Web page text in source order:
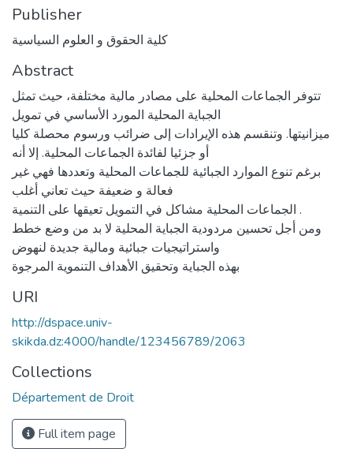
Publisher
كلية الحقوق و العلوم السياسية
Abstract
تتوفر الجماعات المحلية على مصادر مالية مختلفة، حيث تمثل
الجباية المحلية المورد الأساسي في تمويل
ميزانيتها. وتنقسم هذه الإيرادات إلى ضرائب ورسوم محصلة كليا
أو جزئيا لفائدة الجماعات المحلية. إلا أنه
برغم تنوع الموارد الجبائية للجماعات المحلية وتعددها فهي غير
فعالة و ضعيفة حيث تعاني أغلب
الجماعات المحلية مشاكل في التمويل تعيقها على التنمية .
ومن أجل تحسين مردودية الجباية المحلية لا بد من وضع خطط
واستراتيجيات جبائية ومالية جديدة لنهوض
بهذه الجباية وتحقيق الأهداف التنموية المرجوة
URI
http://dspace.univ-
skikda.dz:4000/handle/123456789/2063
Collections
Département de Droit
Full item page